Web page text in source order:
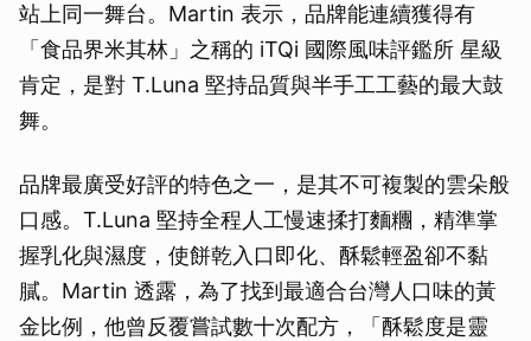
站上同一舞台。Martin 表示，品牌能連續獲得有
「食品界米其林」之稱的 iTQi 國際風味評鑑所 星級
肯定，是對 T.Luna 堅持品質與半手工工藝的最大鼓
舞。
品牌最廣受好評的特色之一，是其不可複製的雲朵般
口感。T.Luna 堅持全程人工慢速揉打麵糰，精準掌
握乳化與濕度，使餅乾入口即化、酥鬆輕盈卻不黏
膩。Martin 透露，為了找到最適合台灣人口味的黃
金比例，他曾反覆嘗試數十次配方，「酥鬆度是靈